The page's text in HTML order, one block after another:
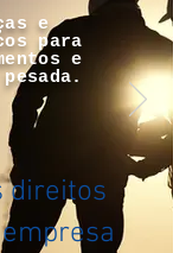
e
para
e
direitos